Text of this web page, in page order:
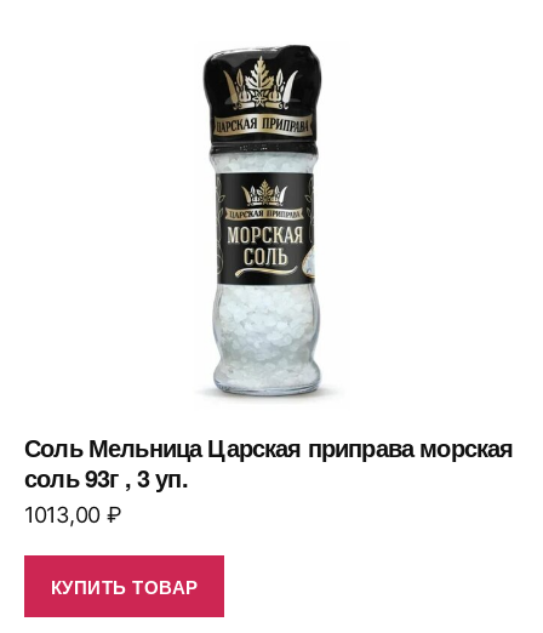
Соль Мельница Царская приправа морская
соль 93г , 3 уп.
1013,00 ₽
КУПИТЬ ТОВАР